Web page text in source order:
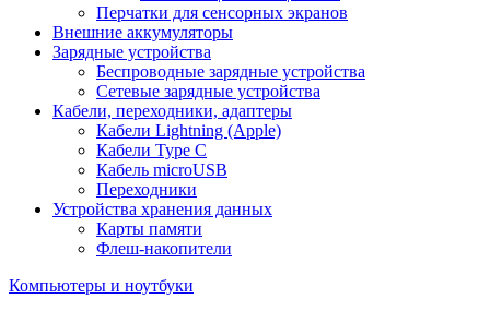
Перчатки для сенсорных экранов
Внешние аккумуляторы
Зарядные устройства
Беспроводные зарядные устройства
Сетевые зарядные устройства
Кабели, переходники, адаптеры
Кабели Lightning (Apple)
Кабели Type C
Кабель microUSB
Переходники
Устройства хранения данных
Карты памяти
Флеш-накопители
Компьютеры и ноутбуки